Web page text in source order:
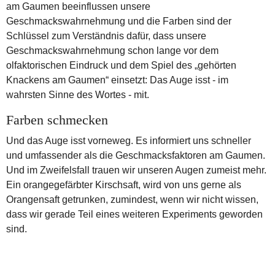
am Gaumen beeinflussen unsere
Geschmackswahrnehmung und die Farben sind der
Schlüssel zum Verständnis dafür, dass unsere
Geschmackswahrnehmung schon lange vor dem
olfaktorischen Eindruck und dem Spiel des „gehörten
Knackens am Gaumen“ einsetzt: Das Auge isst - im
wahrsten Sinne des Wortes - mit.
Farben schmecken
Und das Auge isst vorneweg. Es informiert uns schneller
und umfassender als die Geschmacksfaktoren am Gaumen.
Und im Zweifelsfall trauen wir unseren Augen zumeist mehr.
Ein orangegefärbter Kirschsaft, wird von uns gerne als
Orangensaft getrunken, zumindest, wenn wir nicht wissen,
dass wir gerade Teil eines weiteren Experiments geworden
sind.